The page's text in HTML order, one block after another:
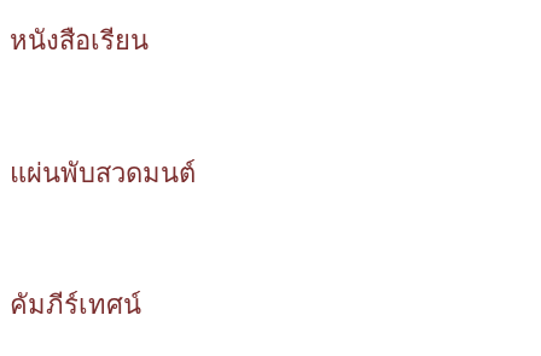
หนังสือเรียน
แผ่นพับสวดมนต์
คัมภีร์เทศน์